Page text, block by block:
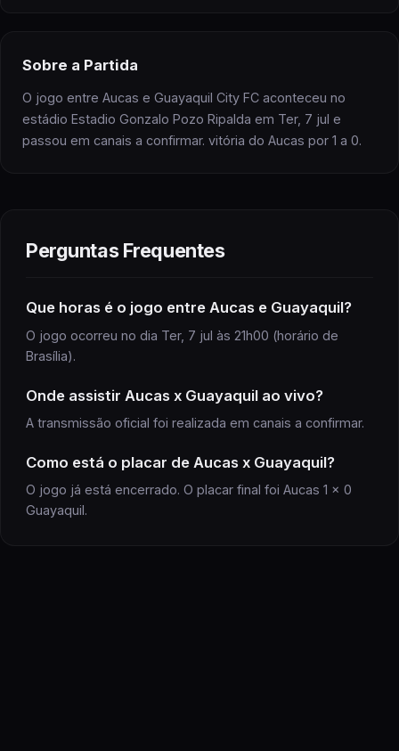
Sobre a Partida
O jogo entre Aucas e Guayaquil City FC aconteceu no
estádio Estadio Gonzalo Pozo Ripalda em Ter, 7 jul e
passou em canais a confirmar. vitória do Aucas por 1 a 0.
Perguntas Frequentes
Que horas é o jogo entre Aucas e Guayaquil?
O jogo ocorreu no dia Ter, 7 jul às 21h00 (horário de
Brasília).
Onde assistir Aucas x Guayaquil ao vivo?
A transmissão oficial foi realizada em canais a confirmar.
Como está o placar de Aucas x Guayaquil?
O jogo já está encerrado. O placar final foi Aucas 1 x 0
Guayaquil.